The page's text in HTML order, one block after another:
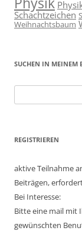
Schachtzeichen
Weihnachtsbaum
SUCHEN IN MEINEM
nach:
REGISTRIEREN
aktive Teilnahme
Beiträgen,
Bei Interesse:
Bitte eine mail mit
gewünschten